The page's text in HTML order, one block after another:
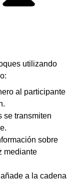
utilizando
al participante
se transmiten
sobre
mediante
a la cadena